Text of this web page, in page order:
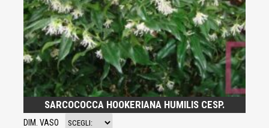
SARCOCOCCA HOOKERIANA HUMILIS CESP.
DIM. VASO